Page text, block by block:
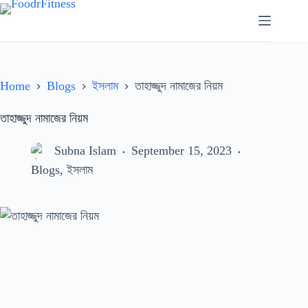
Skip
content
Home Blogs ইসলাম তাহাজ্জুদ নামাজের নিয়ম
তাহাজ্জুদ নামাজের নিয়ম
Subna Islam
September 15, 2023
Blogs,ইসলাম